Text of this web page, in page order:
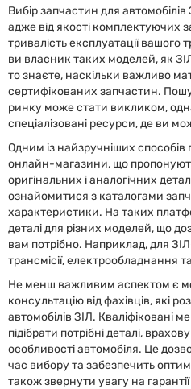
Вибір запчастин для
адже від якості комплектуючих
тривалість експлуатації
ви власник таких моделей, як
то знаєте, наскільки важливо
сертифікованих запчастин.
ринку може стати викликом,
спеціалізовані ресурси, де ви
Одним із найзручніших
онлайн-магазини, що
оригінальних і аналогічних
ознайомитися з каталогами
характеристики. На таких
деталі для різних моделей, що
вам потрібно. Наприклад, для
трансмісії, електрообладнання
Не менш важливим аспектом є
консультацію від фахівців, які
автомобілів ЗІЛ. Кваліфіковані
підібрати потрібні деталі,
особливості автомобіля. Це
час вибору та забезпечить
також звернути увагу на